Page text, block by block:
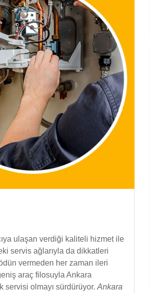
ulaşan verdiği kaliteli hizmet ile
servis ağlarıyla da dikkatleri
vermeden her zaman ileri
araç filosuyla Ankara
olmayı sürdürüyor. Ankara